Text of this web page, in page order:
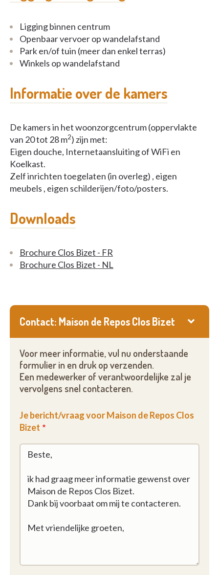
Ligging binnen centrum
Openbaar vervoer op wandelafstand
Park en/of tuin (meer dan enkel terras)
Winkels op wandelafstand
Informatie over de kamers
De kamers in het woonzorgcentrum (oppervlakte
van 20 tot 28 m2) zijn met:
Eigen douche, Internetaansluiting of WiFi en
Koelkast.
Zelf inrichten toegelaten (in overleg) , eigen
meubels , eigen schilderijen/foto/posters.
Downloads
Brochure Clos Bizet - FR
Brochure Clos Bizet - NL
Contact: Maison de Repos Clos Bizet
Voor meer informatie, vul nu onderstaande
formulier in en druk op verzenden.
Een medewerker of verantwoordelijke zal je
vervolgens snel contacteren.
Je bericht/vraag voor Maison de Repos Clos
Bizet